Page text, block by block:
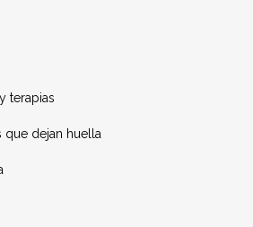
terapias
que dejan huella